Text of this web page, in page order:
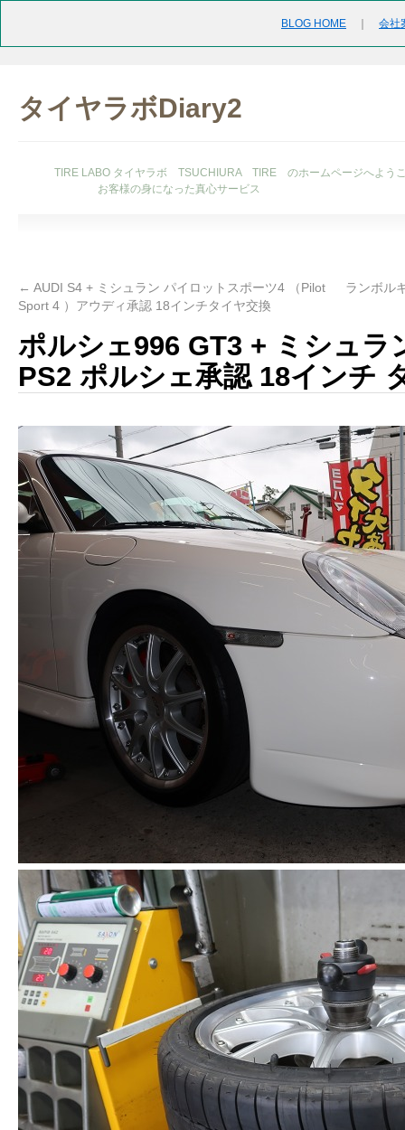
BLOG HOME 会社
タイヤラボDiary2
TIRE LABO タイヤラボ TSUCHIURA TIRE のホームページへよう
お客様の身になった真心サービス
← AUDI S4 + ミシュラン パイロットスポーツ4 （Pilot
Sport 4 ）アウディ承認 18インチタイヤ交換
ランボル
ポルシェ996 GT3 + ミシュラ
PS2 ポルシェ承認 18インチ